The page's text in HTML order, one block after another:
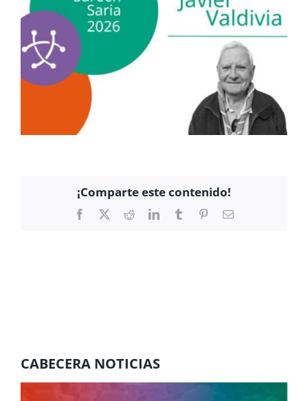
¡Comparte este contenido!
Facebook RedditLinkedInTumblr PinterestCorreo
CABECERA NOTICIAS